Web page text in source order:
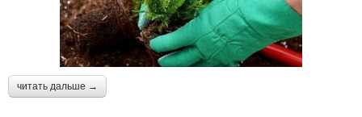
читать дальше →